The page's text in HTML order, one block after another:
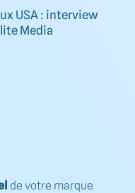
USA : interview
Media
de votre marque